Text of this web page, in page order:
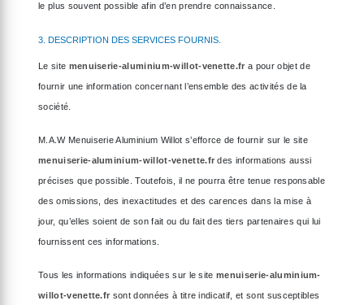
le plus souvent possible afin d’en prendre connaissance.
3. DESCRIPTION DES SERVICES FOURNIS.
Le site menuiserie-aluminium-willot-venette.fr a pour objet de
fournir une information concernant l’ensemble des activités de la
société.
M.A.W Menuiserie Aluminium Willot s’efforce de fournir sur le site
menuiserie-aluminium-willot-venette.fr des informations aussi
précises que possible. Toutefois, il ne pourra être tenue responsable
des omissions, des inexactitudes et des carences dans la mise à
jour, qu’elles soient de son fait ou du fait des tiers partenaires qui lui
fournissent ces informations.
Tous les informations indiquées sur le sitemenuiserie-aluminium-
willot-venette.fr sont données à titre indicatif, et sont susceptibles